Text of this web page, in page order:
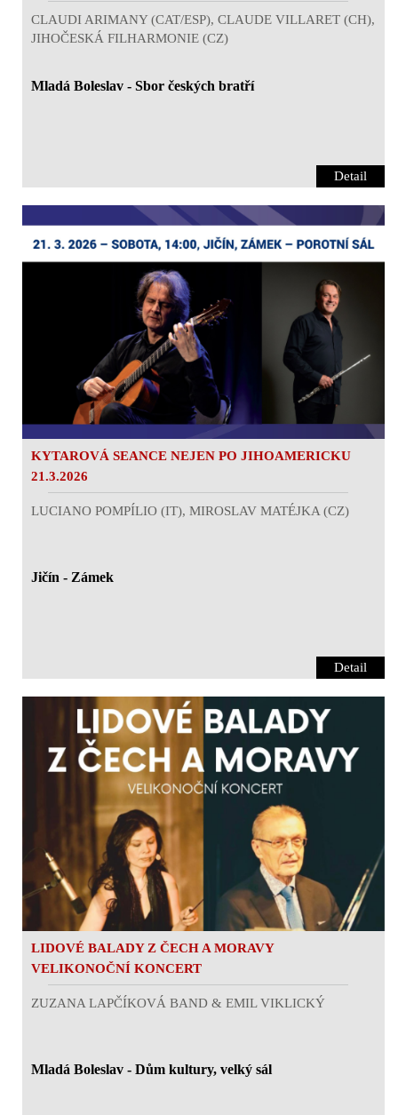
CLAUDI ARIMANY (CAT/ESP), CLAUDE VILLARET (CH),
JIHOČESKÁ FILHARMONIE (CZ)
Mladá Boleslav - Sbor českých bratří
Detail
KYTAROVÁ SEANCE NEJEN PO JIHOAMERICKU
21.3.2026
LUCIANO POMPÍLIO (IT), MIROSLAV MATÉJKA (CZ)
Jičín - Zámek
Detail
LIDOVÉ BALADY Z ČECH A MORAVY
VELIKONOČNÍ KONCERT
ZUZANA LAPČÍKOVÁ BAND & EMIL VIKLICKÝ
Mladá Boleslav - Dům kultury, velký sál